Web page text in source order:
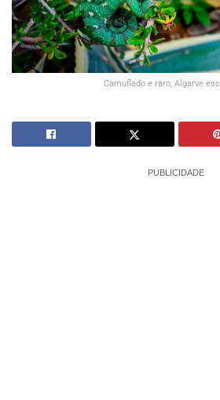
Camuflado e raro, Algarve
PUBLICIDADE